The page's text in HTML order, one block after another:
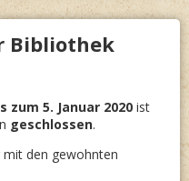
Bibliothek
zum 5. Januar 2020 ist
geschlossen.
mit den gewohnten